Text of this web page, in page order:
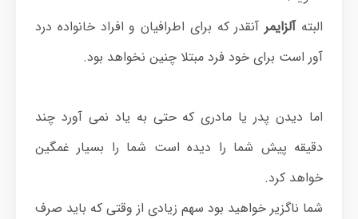
البتهآلزایمر آنقدر که برای اطرافیان و افراد خانواده درد
آور است برای خود فرد مبتلا چنین نخواهد بود.
اما دیدن پدر یا مادری که حتی به یاد نمی آورد چند
دقیقه پیش شما را دیده است شما را بسیار غمگین
خواهد کرد.
شما ناگزیر خواهید بود سهم زیادی از وقتی که باید صرف